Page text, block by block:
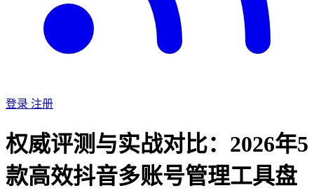
登录 注册
权威评测与实战对比：2026年5
款高效抖音多账号管理工具盘